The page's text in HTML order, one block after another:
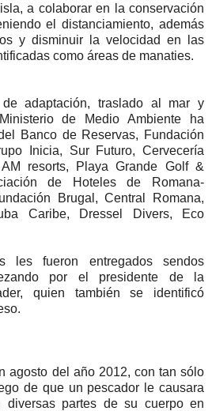
a colaborar en la conservación
el distanciamiento, además
y disminuir la velocidad en las
como áreas de manaties.
adaptación, traslado al mar y
de Medio Ambiente ha
Banco de Reservas, Fundación
Inicia, Sur Futuro, Cervecería
resorts, Playa Grande Golf &
de Hoteles de Romana-
Brugal, Central Romana,
Caribe, Dressel Divers, Eco
les fueron entregados sendos
por el presidente de la
quien también se identificó
agosto del año 2012, con tan sólo
de que un pescador le causara
partes de su cuerpo en